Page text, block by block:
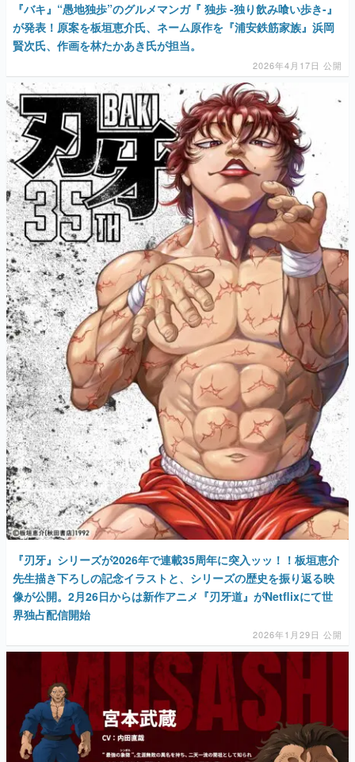
『バキ』“愚地独歩”のグルメマンガ『 独歩 -独り飲み喰い歩き-』
が発表！原案を板垣恵介氏、ネーム原作を『浦安鉄筋家族』浜岡
賢次氏、作画を林たかあき氏が担当。
2026年4月17日 公開
『刃牙』シリーズが2026年で連載35周年に突入ッッ！！板垣恵介
先生描き下ろしの記念イラストと、シリーズの歴史を振り返る映
像が公開。2月26日からは新作アニメ『刃牙道』がNetflixにて世
界独占配信開始
2026年1月29日 公開